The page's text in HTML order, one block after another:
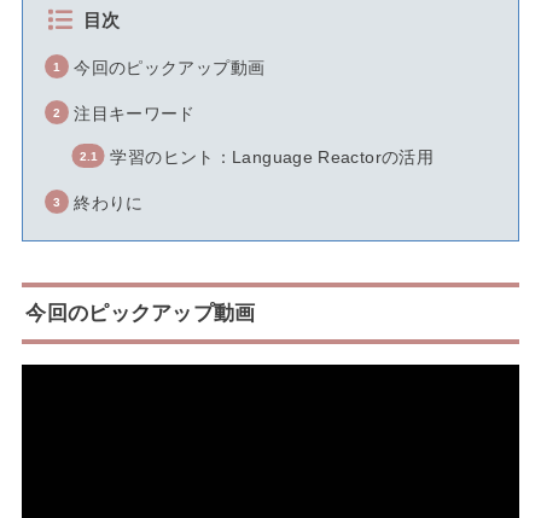
目次
今回のピックアップ動画
注目キーワード
学習のヒント：Language Reactorの活用
終わりに
今回のピックアップ動画